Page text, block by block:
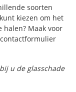
soorten
kiezen om het
Maak voor
u de glasschade